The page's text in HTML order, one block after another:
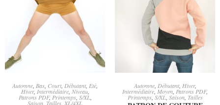
AJOUTER AU PANIER
Automne, Bas, Court, Débutant, Eté,
Hiver, Intermédiaire, Niveau,
Patrons PDF, Printemps, S/XL,
Saison, Tailles, XL/4XL
CHOIX DES OPTIONS
Automne, Débutant, Hiver,
Intermédiaire, Moyen, Patrons PDF,
Printemps,S/XL, Saison, Tailles